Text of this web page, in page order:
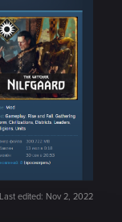
Last edited: Nov 2, 2022